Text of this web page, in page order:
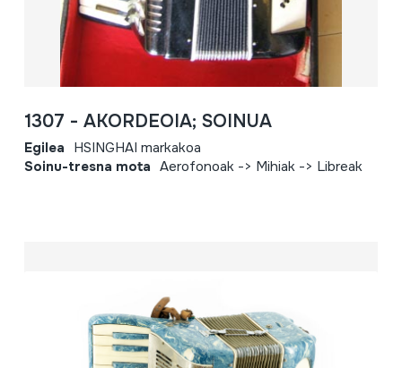
1307 - AKORDEOIA; SOINUA
Egilea HSINGHAI markakoa
Soinu-tresna mota Aerofonoak -> Mihiak -> Libreak